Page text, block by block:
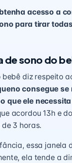
acesso a
para tirar
de sono do
bebê diz respeito
consegue se
que ele
acordou 13h e
3 horas.
essa janela
ela tende a